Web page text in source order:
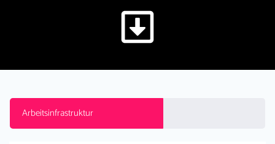
Arbeitsinfrastruktur